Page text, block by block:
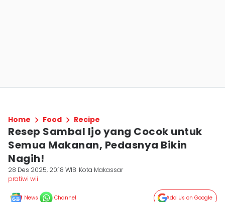
Home Food Recipe
Resep Sambal Ijo yang Cocok untuk
Semua Makanan, Pedasnya Bikin
Nagih!
28 Des 2025, 20:18 WIB Kota Makassar
pratiwi wii
News Channel Add Us on Google